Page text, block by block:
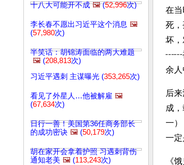
十八大可能开不成 🖼️(52,996次)
李长春不愿出习近平这个消息 🖼️
(57,980次)
半笑话：胡锦涛面临的两大难题
🖼️ (208,813次)
习近平遇刺 主谋曝光 (353,265次)
看见了外星人…他被解雇 🖼️
(67,634次)
日行一善！美国第36任商务部长
的成功密诀 🖼️ (50,179次)
胡在家开会拿着护照 习遇刺背伤
通知老美 🖼️ (113,243次)
在
死
坏
┅┅
余人
后
成
一
一定
《